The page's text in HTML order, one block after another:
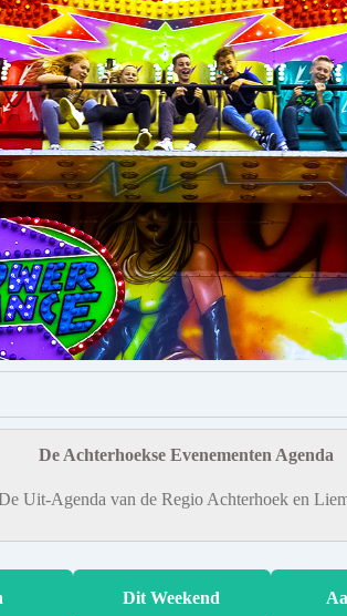
De Achterhoekse Evenementen Agenda
Uit-Agenda van de Regio Achterhoek en
Dit Weekend